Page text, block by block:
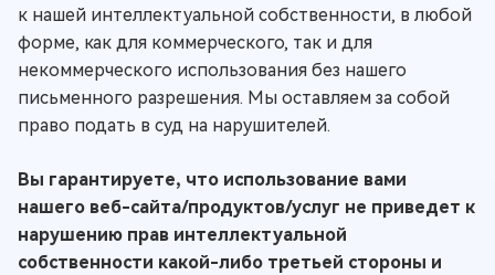
к нашей интеллектуальной собственности, в любой
форме, как для коммерческого, так и для
некоммерческого использования без нашего
письменного разрешения. Мы оставляем за собой
право подать в суд на нарушителей.
Вы гарантируете, что использование вами
нашего веб-сайта/продуктов/услуг не приведет к
нарушению прав интеллектуальной
собственности какой-либо третьей стороны и